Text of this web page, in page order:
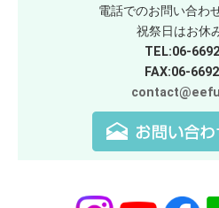
電話でのお問い合わ
祝祭日はお休
TEL:06-
FAX:06-